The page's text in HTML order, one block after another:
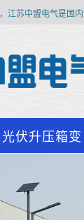
江苏中盟电气是国内
光伏升压箱变